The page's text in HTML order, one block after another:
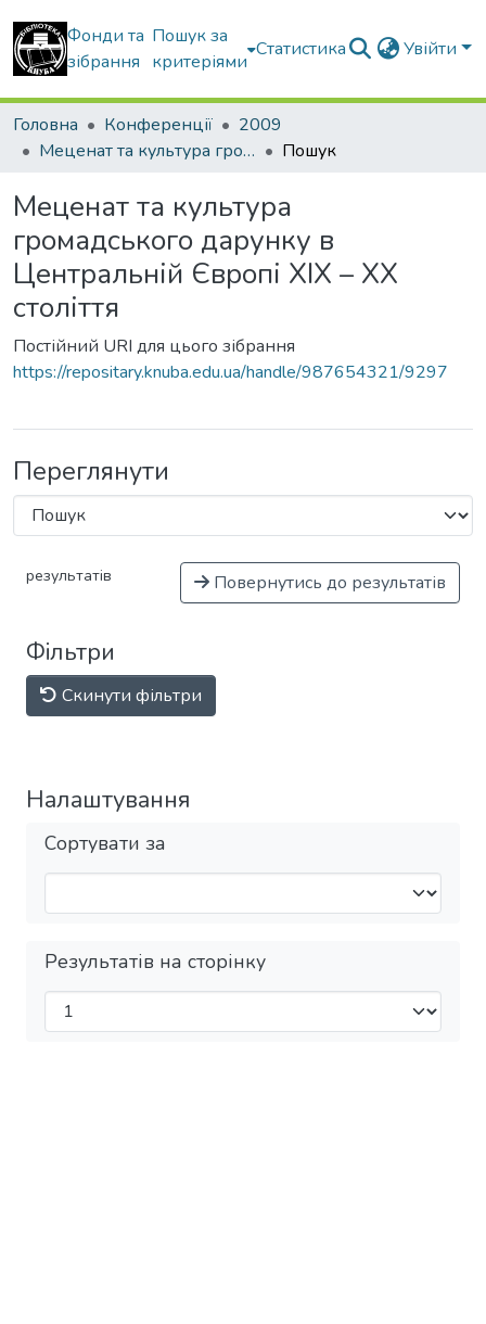
Фонди та
зібрання
Пошук за
критеріями
Статистика Увійти
Головна Конференції
2009
Меценат та культура громадського дарунку в Центральній Європі XIX – XX століття
Пошук
Меценат та культура
громадського дарунку в
Центральній Європі XIX – XX
століття
Постійний URI для цього зібрання
https://repositary.knuba.edu.ua/handle/987654321/9297
Переглянути
результатів Повернутись до результатів
Фільтри
Скинути фільтри
Налаштування
Сортувати за
Результатів на сторінку